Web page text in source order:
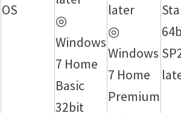
OS
◎
Windows
7 Home
Basic
32bit
later
◎
Windows
7 Home
Premium